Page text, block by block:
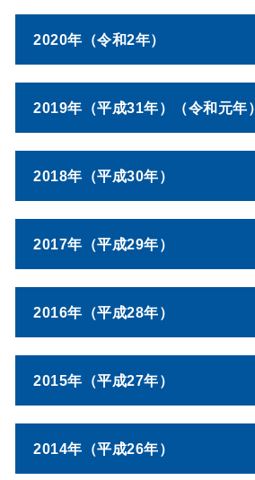
2020年（令和2年）
2019年（平成31年）（令和元年）
2018年（平成30年）
2017年（平成29年）
2016年（平成28年）
2015年（平成27年）
2014年（平成26年）